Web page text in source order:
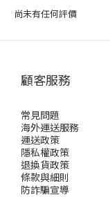
尚未有任何評價
顧客服務
常見問題
海外運送服務
運送政策
隱私權政策
退換貨政策
條款與細則
防詐騙宣導